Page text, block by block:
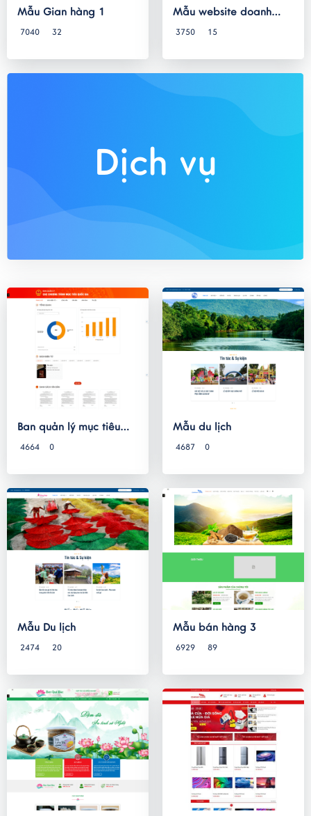
Mẫu Gian hàng 1
7040 32
Mẫu website doanh
nghiệp 23
3750 15
Dịch vụ
Ban quản lý mục tiêu
quốc gia
4664 0
Mẫu du lịch
4687 0
Mẫu Du lịch
2474 20
Mẫu bán hàng 3
6929 89